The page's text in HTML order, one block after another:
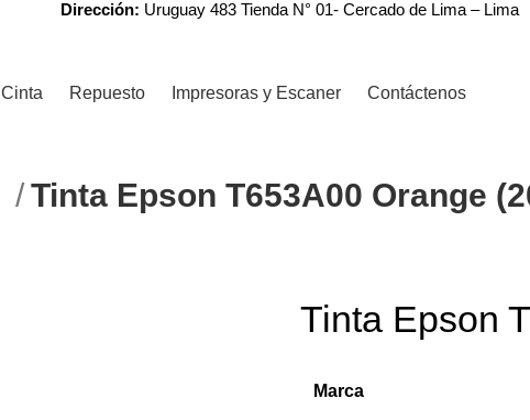
Dirección: Uruguay 483 Tienda N° 01- Cercado de Lima – Lima
Cinta Repuesto Impresoras y Escaner Contáctenos
Tinta Epson T653A00 Orange
Tinta Epson
Marca